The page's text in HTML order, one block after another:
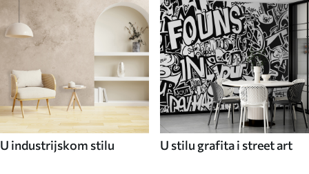
U industrijskom stilu U stilu grafita i street art